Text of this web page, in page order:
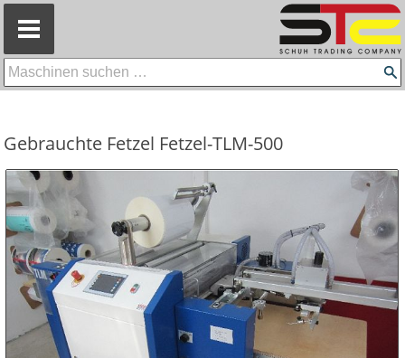
Gebrauchte Fetzel Fetzel-TLM-500